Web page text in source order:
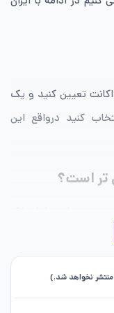
تعیین کنید و یک
کنید درواقع این
تر است؟
مردم این کشور پایین
را کاهش می دهند تا
دچار مشکل نشوند.
نخواهد شد.)